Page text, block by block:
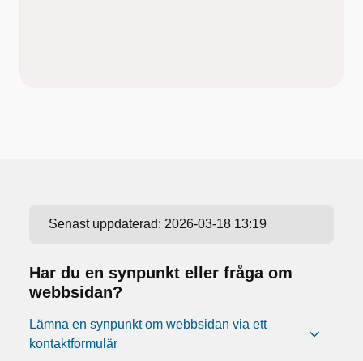
Senast uppdaterad: 2026-03-18 13:19
Har du en synpunkt eller fråga om
webbsidan?
Lämna en synpunkt om webbsidan via ett
kontaktformulär